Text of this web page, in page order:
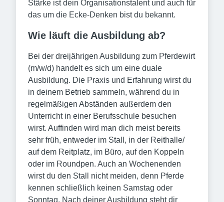
Stärke ist dein Organisationstalent und auch für
das um die Ecke-Denken bist du bekannt.
Wie läuft die Ausbildung ab?
Bei der dreijährigen Ausbildung zum Pferdewirt
(m/w/d) handelt es sich um eine duale
Ausbildung. Die Praxis und Erfahrung wirst du
in deinem Betrieb sammeln, während du in
regelmäßigen Abständen außerdem den
Unterricht in einer Berufsschule besuchen
wirst. Auffinden wird man dich meist bereits
sehr früh, entweder im Stall, in der Reithalle/
auf dem Reitplatz, im Büro, auf den Koppeln
oder im Roundpen. Auch an Wochenenden
wirst du den Stall nicht meiden, denn Pferde
kennen schließlich keinen Samstag oder
Sonntag. Nach deiner Ausbildung steht dir